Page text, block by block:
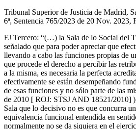
Tribunal Superior de Justicia de Madrid,
6ª, Sentencia 765/2023 de 20 Nov. 2023,
FJ Tercero: “(…) la Sala de lo Social del
señalado que para poder apreciar que
llevando a cabo las funciones propias de
que procede el derecho a percibir las
a la misma, es necesaria la perfecta
efectivamente se están desempeñando
de esas funciones y no sólo parte de las
de 2010 [ ROJ: STSJ AND 18521/2010]
Sala que lo decisivo no es que concurra
equivalencia funcional entendida en
normalmente no se da siquiera en el